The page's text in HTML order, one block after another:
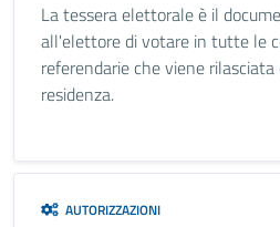
La tessera elettorale è il
all'elettore di votare in tutte le
referendarie che viene
residenza.
AUTORIZZAZIONI